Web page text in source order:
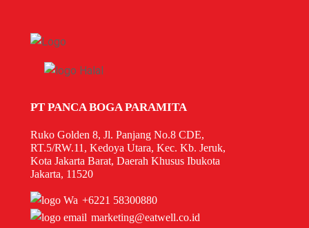
PT PANCA BOGA PARAMITA
Ruko Golden 8, Jl. Panjang No.8 CDE,
RT.5/RW.11, Kedoya Utara, Kec. Kb. Jeruk,
Kota Jakarta Barat, Daerah Khusus Ibukota
Jakarta, 11520
+6221 58300880
marketing@eatwell.co.id